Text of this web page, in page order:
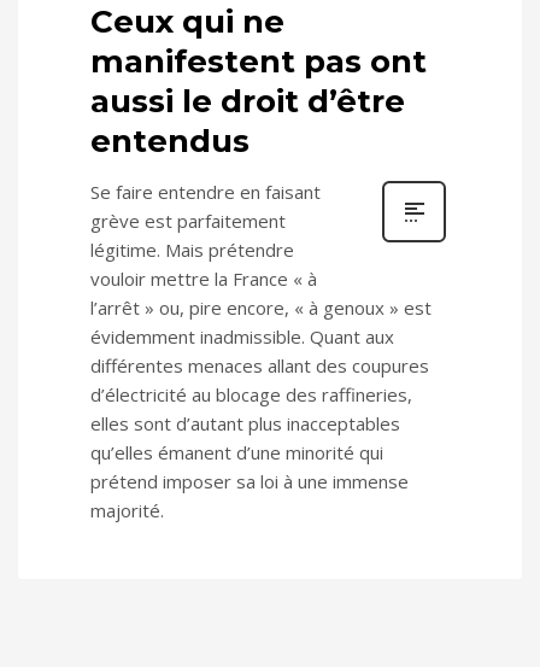
Ceux qui ne
manifestent pas ont
aussi le droit d’être
entendus
Se faire entendre en faisant
grève est parfaitement
légitime. Mais prétendre
vouloir mettre la France « à
l’arrêt » ou, pire encore, « à genoux » est
évidemment inadmissible. Quant aux
différentes menaces allant des coupures
d’électricité au blocage des raffineries,
elles sont d’autant plus inacceptables
qu’elles émanent d’une minorité qui
prétend imposer sa loi à une immense
majorité.